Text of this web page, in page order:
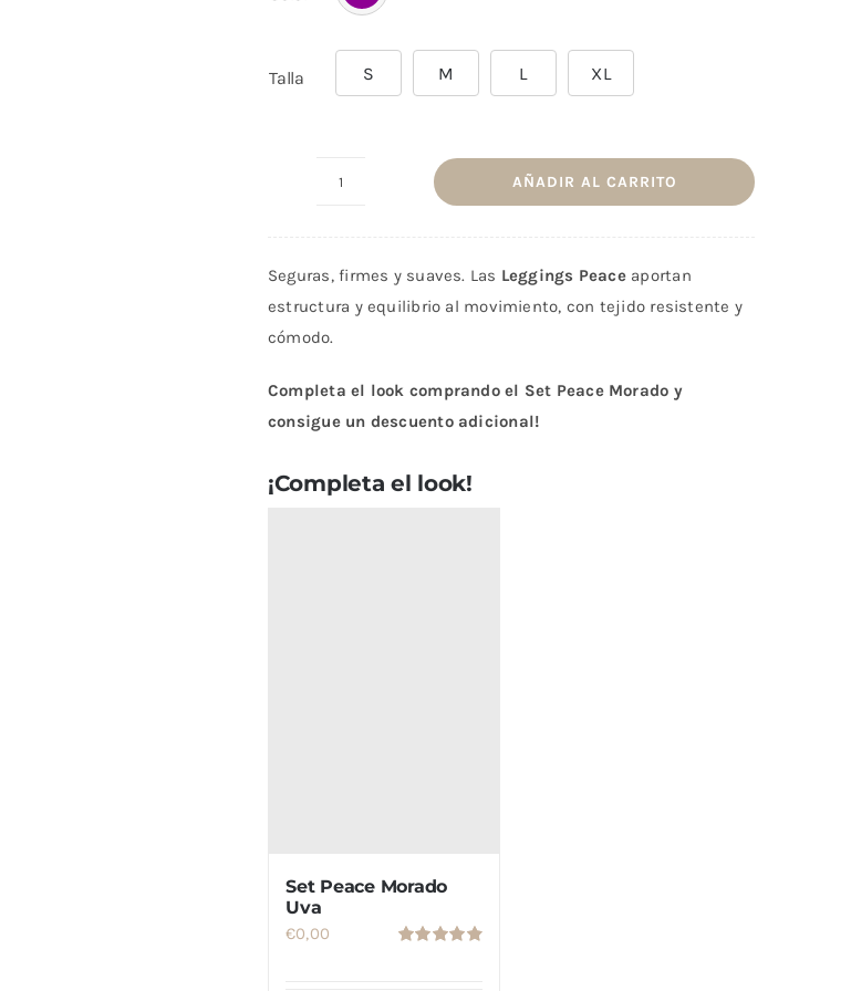
Talla S M L XL
cantidad
AÑADIR AL CARRITO
Seguras, firmes y suaves. Las Leggings Peaceaportan
estructura y equilibrio al movimiento, con tejido resistente y
cómodo.
Completa el look comprando el Set Peace Morado y
consigue un descuento adicional!
¡Completa el look!
Set Peace Morado
Uva
€0,00